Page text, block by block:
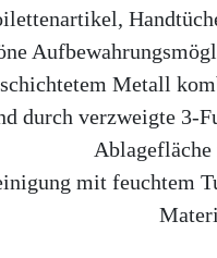
Metall
durch verzweigte 3-
mit feuchtem